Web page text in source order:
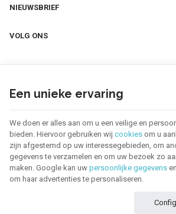
NIEUWSBRIEF
VOLG ONS
Een unieke ervaring
We doen er alles aan om u een veilige en
bieden. Hiervoor gebruiken wij cookies om u
zijn afgestemd op uw interessegebieden, om
gegevens te verzamelen en om uw bezoek zo
maken. Google kan uw persoonlijke gegevens en
om haar advertenties te personaliseren.